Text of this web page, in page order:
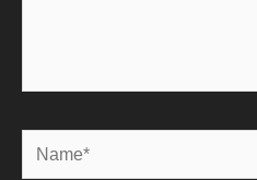
Name*